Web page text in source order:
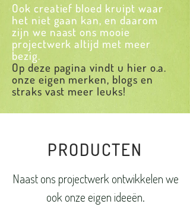
Ook creatief bloed kruipt waar
het niet gaan kan, en daarom
zijn we naast ons mooie
projectwerk altijd met meer
bezig.
Op deze pagina vindt u hier o.a.
onze eigen merken, blogs en
straks vast meer leuks!
PRODUCTEN
Naast ons projectwerk ontwikkelen we
ook onze eigen ideeën.